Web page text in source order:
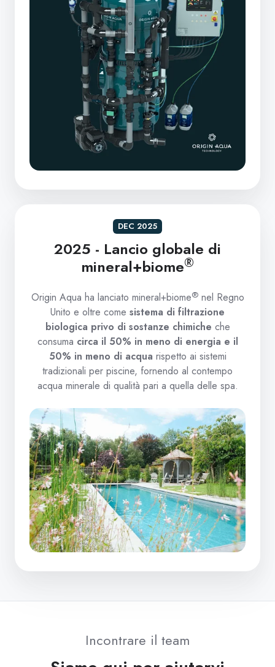
DEC 2025
2025 - Lancio globale di
mineral+biome®
Origin Aqua ha lanciato mineral+biome®nel Regno
Unito e oltre come sistema di filtrazione
biologica privo di sostanze chimiche che
consuma circa il 50% in meno di energia e il
50% in meno di acqua rispetto ai sistemi
tradizionali per piscine, fornendo al contempo
acqua minerale di qualità pari a quella delle spa.
Incontrare il team